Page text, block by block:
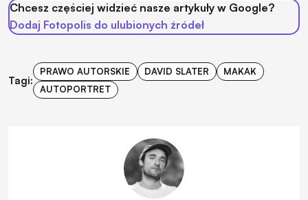
Chcesz częściej widzieć nasze artykuły w Google?
Dodaj Fotopolis do ulubionych źródeł
Tagi:
PRAWO AUTORSKIE DAVID SLATER
MAKAK
AUTOPORTRET